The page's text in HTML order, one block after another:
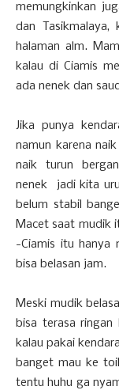
memungkinkan
dan Tasikmalaya,
halaman alm.
kalau di Ciamis
ada nenek dan
Jika punya
namun karena
naik turun
nenek jadi kita
belum stabil
Macet saat mudik
-Ciamis itu hanya
bisa belasan jam.
Meski mudik
bisa terasa
kalau pakai
banget mau ke
tentu huhu ga